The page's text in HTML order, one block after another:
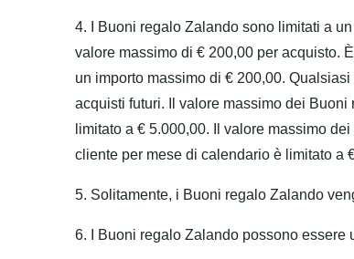
4. I Buoni regalo Zalando sono limitati a
valore massimo di € 200,00 per acquisto.
un importo massimo di € 200,00.
acquisti futuri. Il valore massimo dei
limitato a € 5.000,00. Il valore massimo
cliente per mese di calendario è limitato a
5. Solitamente, i Buoni regalo Zalando
6. I Buoni regalo Zalando possono essere